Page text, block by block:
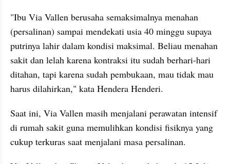
"Ibu Via Vallen berusaha semaksimalnya menahan
(persalinan) sampai mendekati usia 40 minggu supaya
putrinya lahir dalam kondisi maksimal. Beliau menahan
sakit dan lelah karena kontraksi itu sudah berhari-hari
ditahan, tapi karena sudah pembukaan, mau tidak mau
harus dilahirkan," kata Hendera Henderi.
Saat ini, Via Vallen masih menjalani perawatan intensif
di rumah sakit guna memulihkan kondisi fisiknya yang
cukup terkuras saat menjalani masa persalinan.